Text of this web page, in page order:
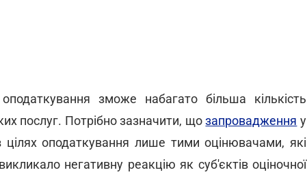
зможе набагато більша кількість
послуг. Потрібно зазначити, щозапровадження у
оподаткування лише тими оцінювачами, які
негативну реакцію як суб'єктів оціночної